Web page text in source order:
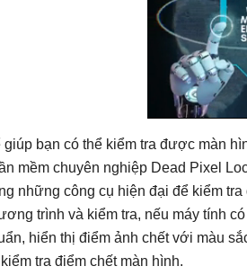
bạn có thể kiểm tra được màn
mềm chuyên nghiệp Dead Pixel
những công cụ hiện đại để kiểm
trình và kiểm tra, nếu máy tính
hiển thị điểm ảnh chết với màu
tra điểm chết màn hình.